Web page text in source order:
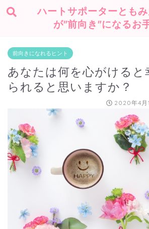
ハートサポーターとも
が"前向き"になるお
前向きになれるヒント
あなたは何を心がけると
られると思いますか？
2020年4月